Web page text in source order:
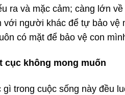
ra và mặc cảm; càng lớn
với người khác để tự bảo vệ
có mặt để bảo vệ con
cục không mong muốn
gì trong cuộc sống này đều